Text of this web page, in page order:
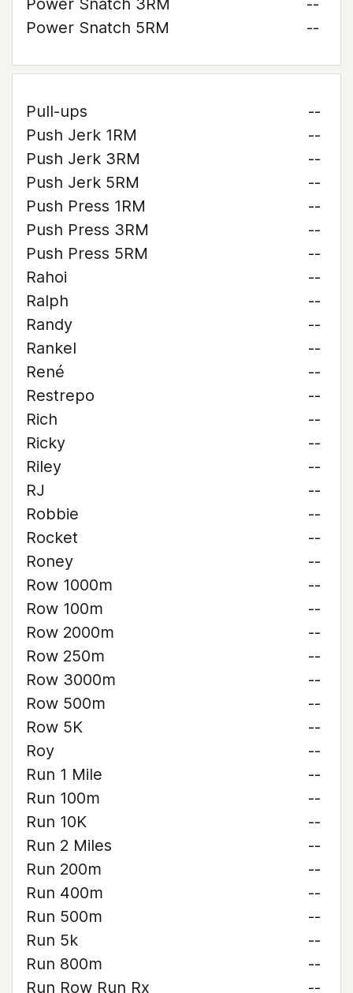
Power Snatch 3RM
--
Power Snatch 5RM
--
Pull-ups
--
Push Jerk 1RM
--
Push Jerk 3RM
--
Push Jerk 5RM
--
Push Press 1RM
--
Push Press 3RM
--
Push Press 5RM
--
Rahoi
--
Ralph
--
Randy
--
Rankel
--
René
--
Restrepo
--
Rich
--
Ricky
--
Riley
--
RJ
--
Robbie
--
Rocket
--
Roney
--
Row 1000m
--
Row 100m
--
Row 2000m
--
Row 250m
--
Row 3000m
--
Row 500m
--
Row 5K
--
Roy
--
Run 1 Mile
--
Run 100m
--
Run 10K
--
Run 2 Miles
--
Run 200m
--
Run 400m
--
Run 500m
--
Run 5k
--
Run 800m
--
Run Row Run Rx
--